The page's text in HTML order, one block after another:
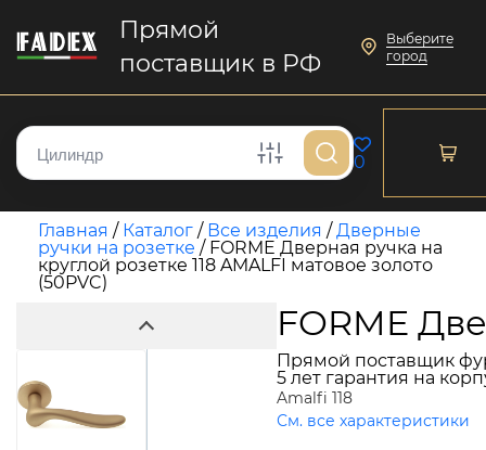
Прямой
поставщик в РФ
Выберите
город
0
Главная / Каталог / Все изделия /Дверные
ручки на розетке / FORME Дверная ручка на
круглой розетке 118 AMALFI матовое золото
(50PVC)
FORME
Прямой поставщик
5 лет гарантия на
Amalfi 118
См. все характеристики